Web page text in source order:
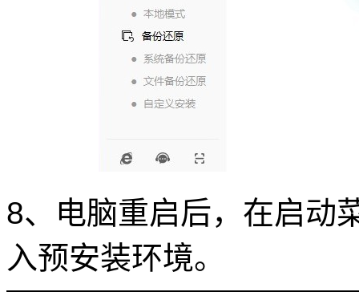
8、电脑重启后，在启动
入预安装环境。